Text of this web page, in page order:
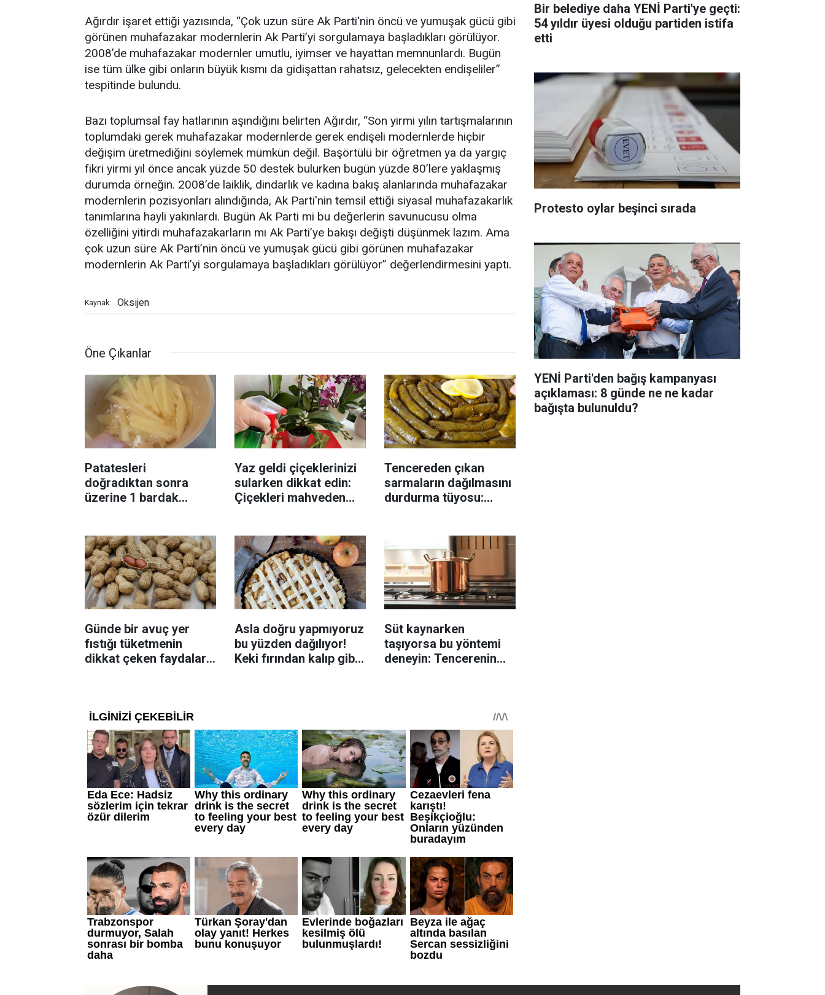
Ağırdır işaret ettiği yazısında, “Çok uzun süre Ak Parti'nin öncü ve yumuşak gücü gibi
görünen muhafazakar modernlerin Ak Parti’yi sorgulamaya başladıkları görülüyor.
2008’de muhafazakar modernler umutlu, iyimser ve hayattan memnunlardı. Bugün
ise tüm ülke gibi onların büyük kısmı da gidişattan rahatsız, gelecekten endişeliler”
tespitinde bulundu.
Bazı toplumsal fay hatlarının aşındığını belirten Ağırdır, “Son yirmi yılın tartışmalarının
toplumdaki gerek muhafazakar modernlerde gerek endişeli modernlerde hiçbir
değişim üretmediğini söylemek mümkün değil. Başörtülü bir öğretmen ya da yargıç
fikri yirmi yıl önce ancak yüzde 50 destek bulurken bugün yüzde 80’lere yaklaşmış
durumda örneğin. 2008’de laiklik, dindarlık ve kadına bakış alanlarında muhafazakar
modernlerin pozisyonları alındığında, Ak Parti'nin temsil ettiği siyasal muhafazakarlık
tanımlarına hayli yakınlardı. Bugün Ak Parti mi bu değerlerin savunucusu olma
özelliğini yitirdi muhafazakarların mı Ak Parti’ye bakışı değişti düşünmek lazım. Ama
çok uzun süre Ak Parti’nin öncü ve yumuşak gücü gibi görünen muhafazakar
modernlerin Ak Parti’yi sorgulamaya başladıkları görülüyor” değerlendirmesini yaptı.
Kaynak: Oksijen
Öne Çıkanlar
Patatesleri
doğradıktan sonra
üzerine 1 bardak
Yaz geldi çiçeklerinizi
sularken dikkat edin:
Çiçekleri mahveden
Tencereden çıkan
sarmaların dağılmasını
durdurma tüyosu:
Günde bir avuç yer
fıstığı tüketmenin
dikkat çeken faydaları:
Asla doğru yapmıyoruz
bu yüzden dağılıyor!
Keki fırından kalıp gibi
Süt kaynarken
taşıyorsa bu yöntemi
deneyin: Tencerenin
Bir belediye daha YENİ Parti'ye geçti:
54 yıldır üyesi olduğu partiden istifa
etti
Protesto oylar beşinci sırada
YENİ Parti'den bağış kampanyası
açıklaması: 8 günde ne ne kadar
bağışta bulunuldu?